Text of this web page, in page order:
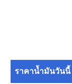
ราคาน้ำมันวันนี้